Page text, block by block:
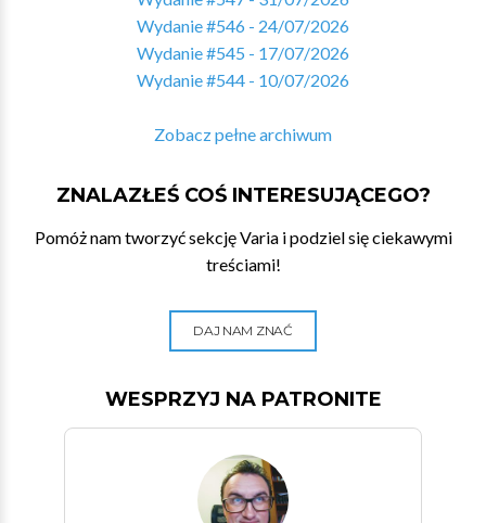
Wydanie #546 - 24/07/2026
Wydanie #545 - 17/07/2026
Wydanie #544 - 10/07/2026
Zobacz pełne archiwum
ZNALAZŁEŚ COŚ INTERESUJĄCEGO?
Pomóż nam tworzyć sekcję Varia i podziel się ciekawymi
treściami!
DAJ NAM ZNAĆ
WESPRZYJ NA PATRONITE